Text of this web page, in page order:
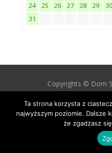
24
25 26 27 28 29
30
31
Copyrights © Dom
Design by
Ta strona korzysta z
najwyższym poziomie. Dalsze
że zgadzasz